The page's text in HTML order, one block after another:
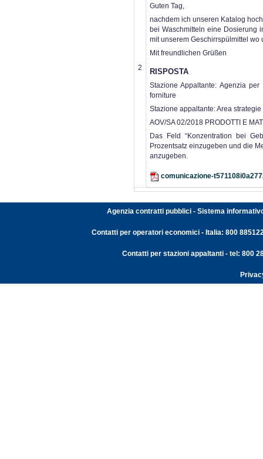
2
Guten Tag,
nachdem ich unseren Katalog
bei Waschmitteln eine Dosierung
mit unserem Geschirrspülmittel
Mit freundlichen Grüßen
RISPOSTA
Stazione Appaltante: Agenzia
forniture
Stazione appaltante: Area
AOV/SA 02/2018 PRODOTTI E
Das Feld “Konzentration bei
Prozentsatz einzugeben und die
anzugeben.
comunicazione-
Agenzia contratti pubblici - Sistema
Contatti per operatori economici - Italia: 800
Contatti per stazioni appaltanti - tel: 800